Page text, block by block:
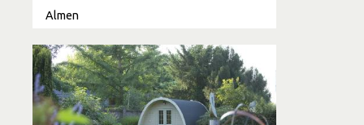
Almen